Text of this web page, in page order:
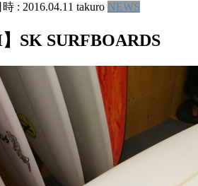
: 2016.04.11 takuro NEWS
SK SURFBOARDS